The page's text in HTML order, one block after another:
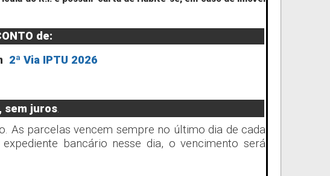
de:
2ª Via IPTU 2026
sem juros.
As parcelas vencem sempre no último dia de cada
bancário nesse dia, o vencimento será